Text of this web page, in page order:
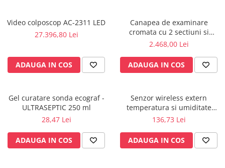
Electrocautere
Criocautere
cutii medicamente
Electrozi
Accesorii pentru perfuzie
Geluri
Video colposcop AC-2311 LED
27.396,80 Lei
ADAUGA IN COS
Canapea de examinare
cromata cu 2 sectiuni si
suport rola inclus
2.468,00 Lei
ADAUGA IN COS
Gel curatare sonda ecograf -
ULTRASEPTIC 250 ml
28,47 Lei
ADAUGA IN COS
Senzor wireless extern
temperatura si umiditate
pentru KLIMALOGG PRO -
136,73 Lei
ADAUGA IN COS